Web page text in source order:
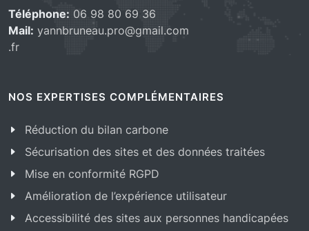
Téléphone: 06 98 80 69 36
Mail: yannbruneau.pro@gmail.com
.fr
NOS EXPERTISES COMPLÉMENTAIRES
Réduction du bilan carbone
Sécurisation des sites et des données traitées
Mise en conformité RGPD
Amélioration de l’expérience utilisateur
Accessibilité des sites aux personnes handicapées